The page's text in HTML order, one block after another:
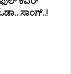
ಸಾಂಗ್‌..!